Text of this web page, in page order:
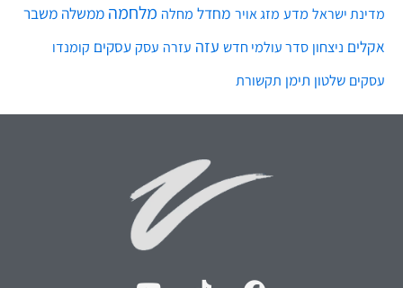
מדינת ישראל מדע מזג אויר מחדל מחלה מלחמה ממשלה משבר
אקלים ניצחון סדר עולמי חדש עזה עזרה עסק עסקים קומנדו
עסקים שלטון תימן תקשורת